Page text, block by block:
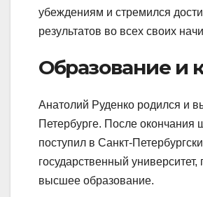
убеждениям и стремился
результатов во всех своих
Образование и
Анатолий Руденко родился и
Петербурге. После окончания
поступил в Санкт-
государственный университет,
высшее образование.